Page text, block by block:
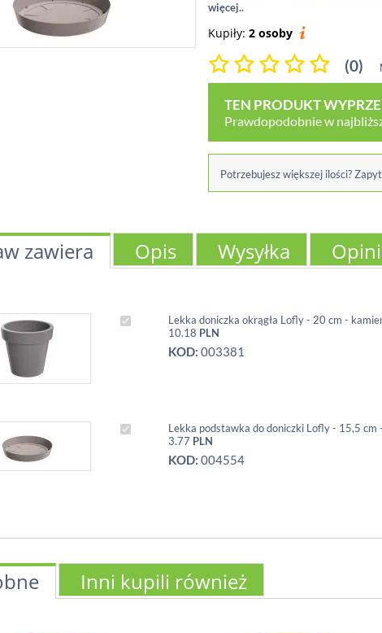
więcej..
Kupiły: 2 osoby
(0)
TEN PRODUKT
Prawdopodobnie w
Potrzebujesz większej ilości?
zawiera Opis Wysyłka
Lekka doniczka okrągła Lofly - 20 cm -
10.18 PLN
KOD: 003381
Lekka podstawka do doniczki Lofly - 15,5 cm
3.77 PLN
KOD: 004554
Inni kupili również